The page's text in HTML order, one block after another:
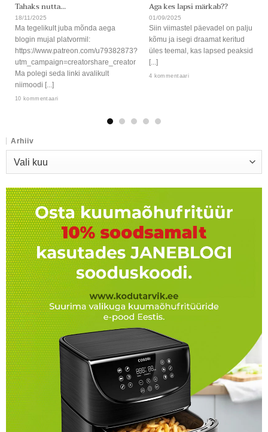
Tahaks nutta…
18/11/2025
Ma tegelikult juba mõnda aega
blogin mujal platvormil:
https://www.patreon.com/u79382873?
utm_campaign=creatorshare_creator
Ma polegi seda linki avalikult
niimoodi [...]
10 kommentaari
Aga kes lapsi märkab??
01/09/2025
Siin viimastel päevadel on palju
kõmu ja isegi draamat keritud
üles teemal, kas lapsed peaksid
[...]
4 kommentaari
Arhiiv
Arhiiv